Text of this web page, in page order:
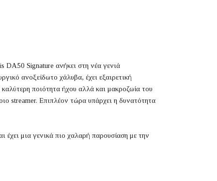
DA50 Signature ανήκει στη νέα γενιά
ανοξείδωτο χάλυβα, έχει εξαιρετική
ποιότητα ήχου αλλά και μακροζωία του
streamer. Επιπλέον τώρα υπάρχει η δυνατότητα
έχει μια γενικά πιο χαλαρή παρουσίαση με την